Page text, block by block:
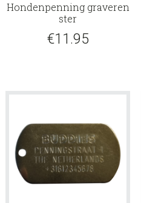
Hondenpenning graveren
ster
€11.95